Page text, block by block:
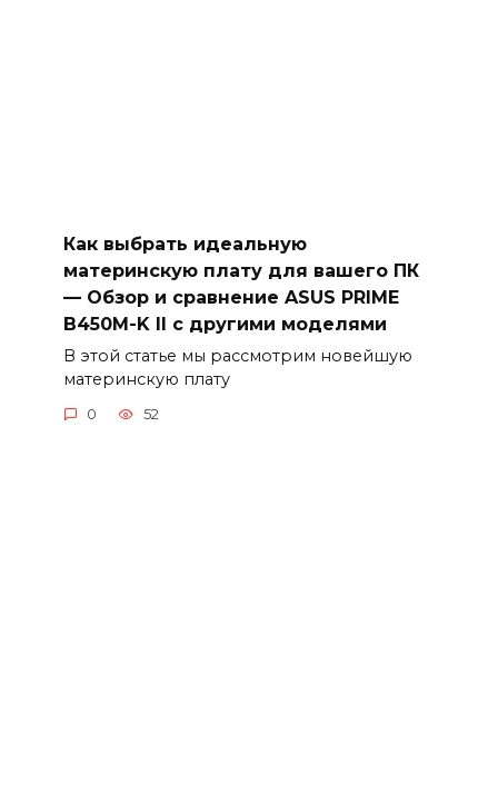
Как выбрать идеальную
материнскую плату для вашего ПК
— Обзор и сравнение ASUS PRIME
B450M-K II с другими моделями
В этой статье мы рассмотрим новейшую
материнскую плату
0 52